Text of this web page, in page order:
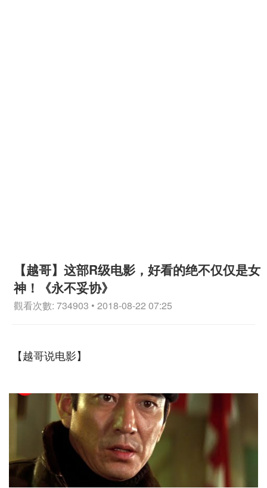
【越哥】这部R级电影，好看的绝不仅仅是女
神！《永不妥协》
觀看次數: 734903 • 2018-08-22 07:25
【越哥说电影】